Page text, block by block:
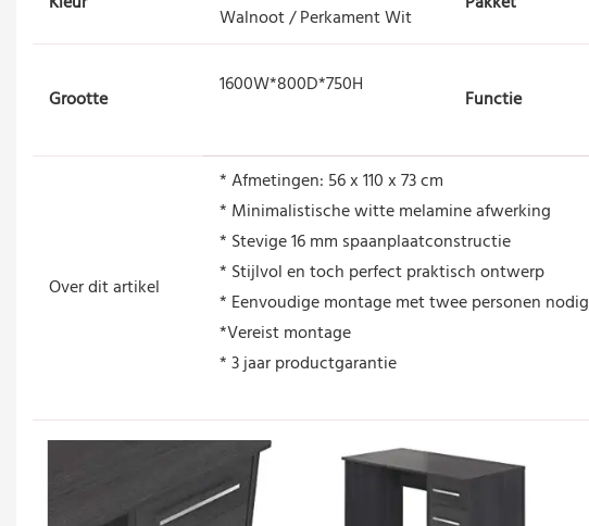
Walnoot / Perkament Wit
Grootte
1600W*800D*750H
Functie
Over dit artikel
* Afmetingen: 56 x 110 x 73 cm
* Minimalistische witte melamine afwerking
* Stevige 16 mm spaanplaatconstructie
* Stijlvol en toch perfect praktisch ontwerp
* Eenvoudige montage met twee personen nodig
*Vereist montage
* 3 jaar productgarantie